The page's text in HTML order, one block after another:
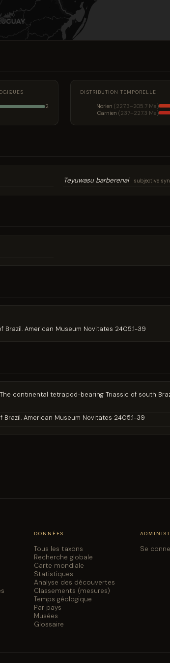
2
DISTRIBUTION TEMPORELLE
Norien (227.3–205.7 Ma)
Carnien (237–227.3 Ma)
Teyuwasu barberenai subjective
Brazil. American Museum Novitates 2405:1-39
The continental tetrapod-bearing Triassic of south
Brazil. American Museum Novitates 2405:1-39
DONNÉES
Tous les taxons
Recherche globale
Carte mondiale
Statistiques
Analyse des découvertes
Classements (mesures)
Temps géologique
Par pays
Musées
Glossaire
Se